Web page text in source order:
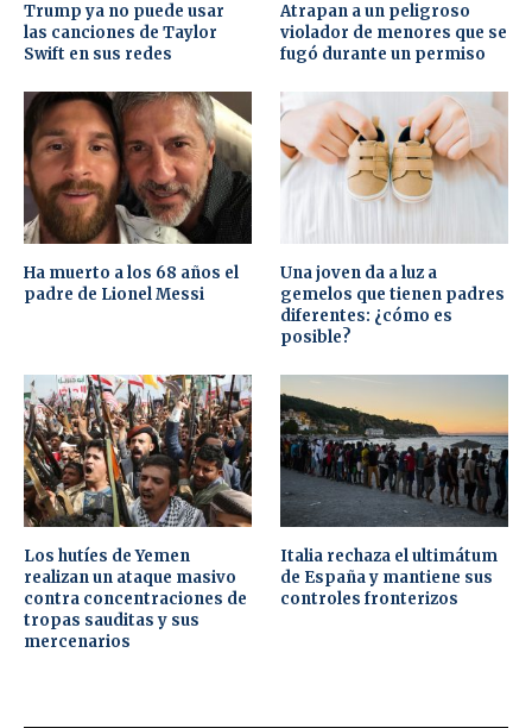
Trump ya no puede usar
las canciones de Taylor
Swift en sus redes
Atrapan a un peligroso
violador de menores que se
fugó durante un permiso
Ha muerto a los 68 años el
padre de Lionel Messi
Una joven da a luz a
gemelos que tienen padres
diferentes: ¿cómo es
posible?
Los hutíes de Yemen
realizan un ataque masivo
contra concentraciones de
tropas sauditas y sus
mercenarios
Italia rechaza el ultimátum
de España y mantiene sus
controles fronterizos